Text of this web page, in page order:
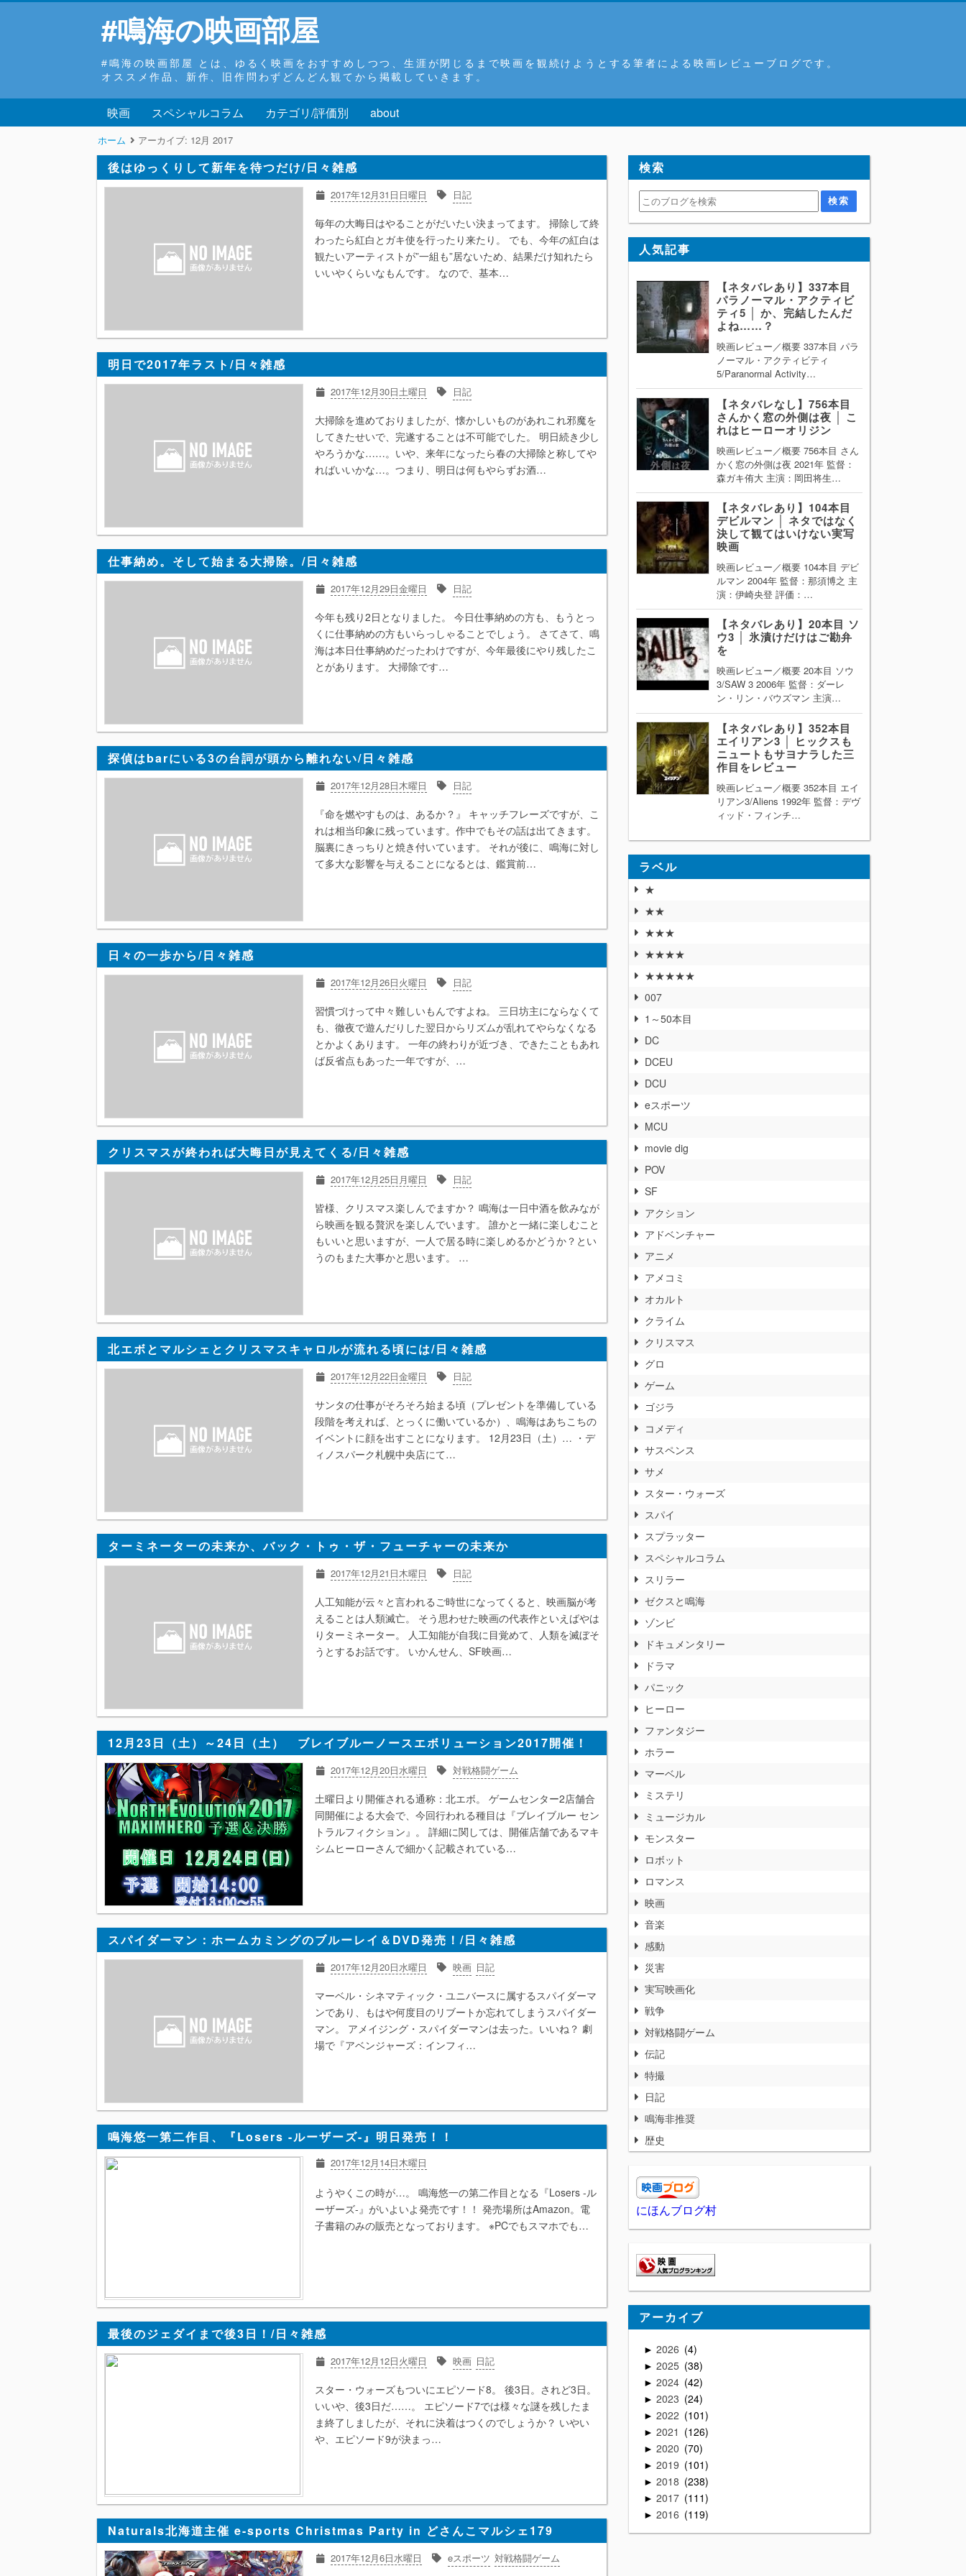
#鳴海の映画部屋
#鳴海の映画部屋 とは、ゆるく映画をおすすめしつつ、生涯が閉じるまで映画を観続けようとする筆者による映画レビューブログです。
オススメ作品、新作、旧作問わずどんどん観てから掲載していきます。
映画 スペシャルコラム カテゴリ/評価別 about
ホーム アーカイブ: 12月 2017
後はゆっくりして新年を待つだけ/日々雑感
2017年12月31日日曜日 日記
毎年の大晦日はやることがだいたい決まってます。 掃除して終
わったら紅白とガキ使を行ったり来たり。 でも、今年の紅白は
観たいアーティストが”一組も”居ないため、結果だけ知れたら
いいやくらいなもんです。 なので、基本…
明日で2017年ラスト/日々雑感
2017年12月30日土曜日 日記
大掃除を進めておりましたが、懐かしいものがあれこれ邪魔を
してきたせいで、完遂することは不可能でした。 明日続き少し
やろうかな……。いや、来年になったら春の大掃除と称してや
ればいいかな…。つまり、明日は何もやらずお酒…
仕事納め。そして始まる大掃除。/日々雑感
2017年12月29日金曜日 日記
今年も残り2日となりました。 今日仕事納めの方も、もうとっ
くに仕事納めの方もいらっしゃることでしょう。 さてさて、鳴
海は本日仕事納めだったわけですが、今年最後にやり残したこ
とがあります。 大掃除です…
探偵はbarにいる3の台詞が頭から離れない/日々雑感
2017年12月28日木曜日 日記
『命を燃やすものは、あるか？』 キャッチフレーズですが、こ
れは相当印象に残っています。作中でもその話は出てきます。
脳裏にきっちりと焼き付いています。 それが後に、鳴海に対し
て多大な影響を与えることになるとは、鑑賞前…
日々の一歩から/日々雑感
2017年12月26日火曜日 日記
習慣づけって中々難しいもんですよね。 三日坊主にならなくて
も、徹夜で遊んだりした翌日からリズムが乱れてやらなくなる
とかよくあります。 一年の終わりが近づき、できたこともあれ
ば反省点もあった一年ですが、…
クリスマスが終われば大晦日が見えてくる/日々雑感
2017年12月25日月曜日 日記
皆様、クリスマス楽しんでますか？ 鳴海は一日中酒を飲みなが
ら映画を観る贅沢を楽しんでいます。 誰かと一緒に楽しむこと
もいいと思いますが、一人で居る時に楽しめるかどうか？とい
うのもまた大事かと思います。 …
北エボとマルシェとクリスマスキャロルが流れる頃には/日々雑感
2017年12月22日金曜日 日記
サンタの仕事がそろそろ始まる頃（プレゼントを準備している
段階を考えれば、とっくに働いているか）、鳴海はあちこちの
イベントに顔を出すことになります。 12月23日（土）… ・デ
ィノスパーク札幌中央店にて…
ターミネーターの未来か、バック・トゥ・ザ・フューチャーの未来か
2017年12月21日木曜日 日記
人工知能が云々と言われるご時世になってくると、映画脳が考
えることは人類滅亡。 そう思わせた映画の代表作といえばやは
りターミネーター。 人工知能が自我に目覚めて、人類を滅ぼそ
うとするお話です。 いかんせん、SF映画…
12月23日（土）～24日（土） ブレイブルーノースエボリューション2017開催！
2017年12月20日水曜日 対戦格闘ゲーム
土曜日より開催される通称：北エボ。 ゲームセンター2店舗合
同開催による大会で、今回行われる種目は『ブレイブルー セン
トラルフィクション』。 詳細に関しては、開催店舗であるマキ
シムヒーローさんで細かく記載されている…
スパイダーマン：ホームカミングのブルーレイ＆DVD発売！/日々雑感
2017年12月20日水曜日 映画 日記
マーベル・シネマティック・ユニバースに属するスパイダーマ
ンであり、もはや何度目のリブートか忘れてしまうスパイダー
マン。 アメイジング・スパイダーマンは去った。いいね？ 劇
場で『アベンジャーズ：インフィ…
鳴海悠一第二作目、『Losers -ルーザーズ-』明日発売！！
2017年12月14日木曜日
ようやくこの時が…。 鳴海悠一の第二作目となる『Losers -ル
ーザーズ-』がいよいよ発売です！！ 発売場所はAmazon。電
子書籍のみの販売となっております。 ※PCでもスマホでも…
最後のジェダイまで後3日！/日々雑感
2017年12月12日火曜日 映画 日記
スター・ウォーズもついにエピソード8。 後3日。されど3日。
いいや、後3日だ……。 エピソード7では様々な謎を残したま
ま終了しましたが、それに決着はつくのでしょうか？ いやい
や、エピソード9が決まっ…
Naturals北海道主催 e-sports Christmas Party in どさんこマルシェ179
2017年12月6日水曜日 eスポーツ 対戦格闘ゲーム
検索
人気記事
【ネタバレあり】337本目
パラノーマル・アクティビ
ティ5 │ か、完結したんだ
よね……？
映画レビュー／概要 337本目 パラ
ノーマル・アクティビティ
5/Paranormal Activity…
【ネタバレなし】756本目
さんかく窓の外側は夜 │ こ
れはヒーローオリジン
映画レビュー／概要 756本目 さん
かく窓の外側は夜 2021年 監督：
森ガキ侑大 主演：岡田将生…
【ネタバレあり】104本目
デビルマン │ ネタではなく
決して観てはいけない実写
映画
映画レビュー／概要 104本目 デビ
ルマン 2004年 監督：那須博之 主
演：伊崎央登 評価：…
【ネタバレあり】20本目 ソ
ウ3 │ 氷漬けだけはご勘弁
を
映画レビュー／概要 20本目 ソウ
3/SAW 3 2006年 監督：ダーレ
ン・リン・バウズマン 主演…
【ネタバレあり】352本目
エイリアン3 │ ヒックスも
ニュートもサヨナラした三
作目をレビュー
映画レビュー／概要 352本目 エイ
リアン3/Aliens 1992年 監督：デヴ
ィッド・フィンチ…
ラベル
★
★★
★★★
★★★★
★★★★★
007
1～50本目
DC
DCEU
DCU
eスポーツ
MCU
movie dig
POV
SF
アクション
アドベンチャー
アニメ
アメコミ
オカルト
クライム
クリスマス
グロ
ゲーム
ゴジラ
コメディ
サスペンス
サメ
スター・ウォーズ
スパイ
スプラッター
スペシャルコラム
スリラー
ゼクスと鳴海
ゾンビ
ドキュメンタリー
ドラマ
パニック
ヒーロー
ファンタジー
ホラー
マーベル
ミステリ
ミュージカル
モンスター
ロボット
ロマンス
映画
音楽
感動
災害
実写映画化
戦争
対戦格闘ゲーム
伝記
特撮
日記
鳴海非推奨
歴史
にほんブログ村
アーカイブ
► 2026 4
► 2025 38
► 2024 42
► 2023 24
► 2022 101
► 2021 126
► 2020 70
► 2019 101
► 2018 238
► 2017 111
► 2016 119